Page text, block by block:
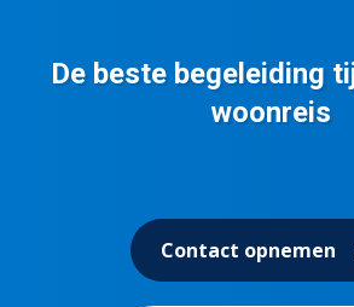
De beste begeleiding
woonreis
Contact opnemen